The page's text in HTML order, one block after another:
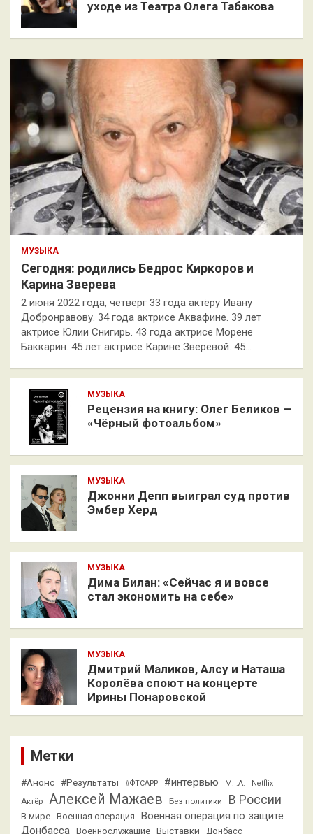
уходе из Театра Олега Табакова
МУЗЫКА
Сегодня: родились Бедрос Киркоров и
Карина Зверева
2 июня 2022 года, четверг 33 года актёру Ивану
Добронравову. 34 года актрисе Аквафине. 39 лет
актрисе Юлии Снигирь. 43 года актрисе Морене
Баккарин. 45 лет актрисе Карине Зверевой. 45…
МУЗЫКА
Рецензия на книгу: Олег Беликов —
«Чёрный фотоальбом»
МУЗЫКА
Джонни Депп выиграл суд против
Эмбер Херд
МУЗЫКА
Дима Билан: «Сейчас я и вовсе
стал экономить на себе»
МУЗЫКА
Дмитрий Маликов, Алсу и Наташа
Королёва споют на концерте
Ирины Понаровской
Метки
#Анонс #Результаты #ФТСАРР #интервью M.I.A. Netflix
Актёр Алексей Мажаев Без политики В России
В мире Военная операция
Военная операция по защите
Донбасса Военнослужащие Выставки Донбасс